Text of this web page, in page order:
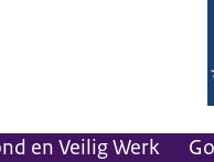
en Veilig Werk